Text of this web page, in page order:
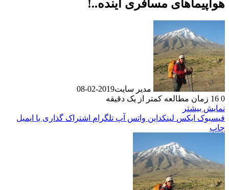
مسافری آینده..!
مدیر سایت 2019-02-08
زمان مطالعه کمتر از یک دقیقه
بیشتر
ایکس لینکداین واتس آپ تلگرام اشتراک گذاری با ایمیل